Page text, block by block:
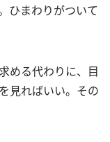
ひまわりがついて
める代わりに、目
見ればいい。その